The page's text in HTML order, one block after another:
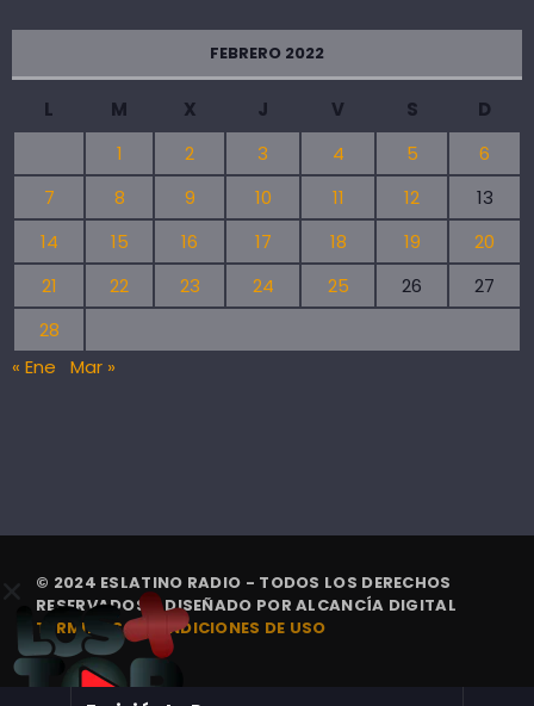
FEBRERO 2022
L M X J V S
D
1
2 3 4 5
6
7
8 9 10 11 12
13
14
15 16 17 18 19
20
21
22 23 24 25 26
27
28
« Ene
Mar »
© 2024 ESLATINO RADIO - TODOS LOS DERECHOS
RESERVADOS. | DISEÑADO PORALCANCÍA DIGITAL
TÉRMINOS Y CONDICIONES DE USO